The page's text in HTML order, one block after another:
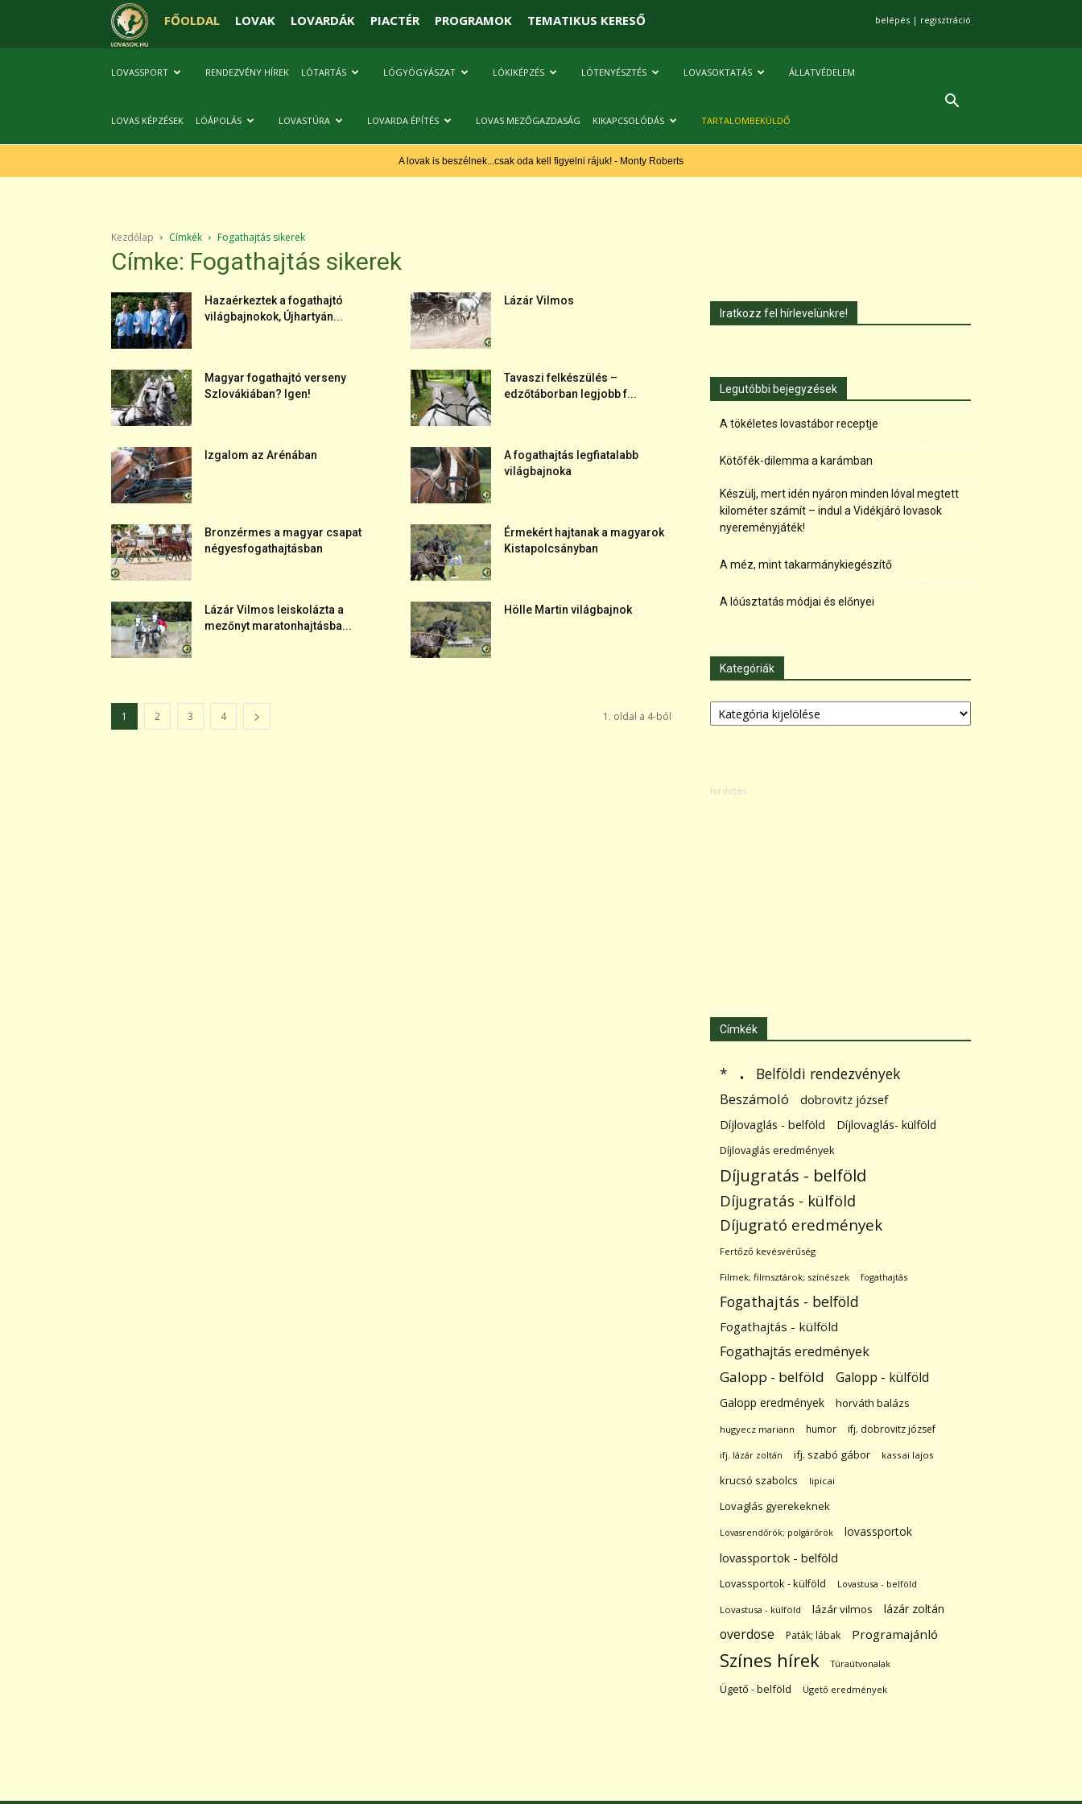
FŐOLDAL LOVAK LOVARDÁK PIACTÉR PROGRAMOK TEMATIKUS KERESŐ belépés | regisztráció
LOVASSPORT RENDEZVÉNY HÍREK LÓTARTÁS LÓGYÓGYÁSZAT LÓKIKÉPZÉS LÓTENYÉSZTÉS LOVASOKTATÁS ÁLLATVÉDELEM
LOVAS KÉPZÉSEK LÓÁPOLÁS LOVASTÚRA LOVARDA ÉPÍTÉS LOVAS MEZŐGAZDASÁG KIKAPCSOLÓDÁS TARTALOMBEKÜLDŐ
A lovak is beszélnek...csak oda kell figyelni rájuk! - Monty Roberts
Kezdőlap Címkék Fogathajtás sikerek
Címke: Fogathajtás sikerek
Hazaérkeztek a fogathajtó
világbajnokok, Újhartyán...
Lázár Vilmos
Magyar fogathajtó verseny
Szlovákiában? Igen!
Tavaszi felkészülés –
edzőtáborban legjobb f...
Izgalom az Arénában
A fogathajtás legfiatalabb
világbajnoka
Bronzérmes a magyar csapat
négyesfogathajtásban
Érmekért hajtanak a magyarok
Kistapolcsányban
Lázár Vilmos leiskolázta a
mezőnyt maratonhajtásba...
Hölle Martin világbajnok
1 2 3 4 1. oldal a 4-ból
Iratkozz fel hírlevelünkre!
Legutóbbi bejegyzések
A tökéletes lovastábor receptje
Kötőfék-dilemma a karámban
Készülj, mert idén nyáron minden lóval megtett
kilométer számít – indul a Vidékjáró lovasok
nyereményjáték!
A méz, mint takarmánykiegészítő
A lóúsztatás módjai és előnyei
Kategóriák
Kategóriák
Címkék
* . Belföldi rendezvények
Beszámoló dobrovitz józsef
Díjlovaglás - belföld Díjlovaglás- külföld
Díjlovaglás eredmények
Díjugratás - belföld
Díjugratás - külföld
Díjugrató eredmények
Fertőző kevésvérűség
Filmek; filmsztárok; színészek fogathajtás
Fogathajtás - belföld
Fogathajtás - külföld
Fogathajtás eredmények
Galopp - belföld Galopp - külföld
Galopp eredmények horváth balázs
hugyecz mariann humor ifj. dobrovitz józsef
ifj. lázár zoltán ifj. szabó gábor kassai lajos
krucsó szabolcs lipicai
Lovaglás gyerekeknek
Lovasrendőrök; polgárőrök
lovassportok
lovassportok - belföld
Lovassportok - külföld Lovastusa - belföld
Lovastusa - külföld lázár vilmos lázár zoltán
overdose Paták; lábak Programajánló
Színes hírek Túraútvonalak
Ügető - belföld Ügető eredmények